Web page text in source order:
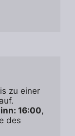
zu einer
auf.
16:00,
des